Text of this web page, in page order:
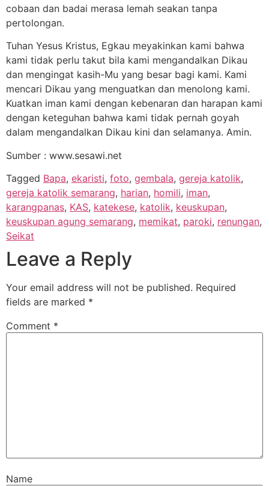
cobaan dan badai merasa lemah seakan tanpa
pertolongan.
Tuhan Yesus Kristus, Egkau meyakinkan kami bahwa
kami tidak perlu takut bila kami mengandalkan Dikau
dan mengingat kasih-Mu yang besar bagi kami. Kami
mencari Dikau yang menguatkan dan menolong kami.
Kuatkan iman kami dengan kebenaran dan harapan kami
dengan keteguhan bahwa kami tidak pernah goyah
dalam mengandalkan Dikau kini dan selamanya. Amin.
Sumber : www.sesawi.net
Tagged Bapa, ekaristi, foto, gembala, gereja katolik,
gereja katolik semarang, harian, homili, iman,
karangpanas, KAS, katekese, katolik, keuskupan,
keuskupan agung semarang, memikat, paroki, renungan,
Seikat
Leave a Reply
Your email address will not be published. Required
fields are marked *
Comment *
Name